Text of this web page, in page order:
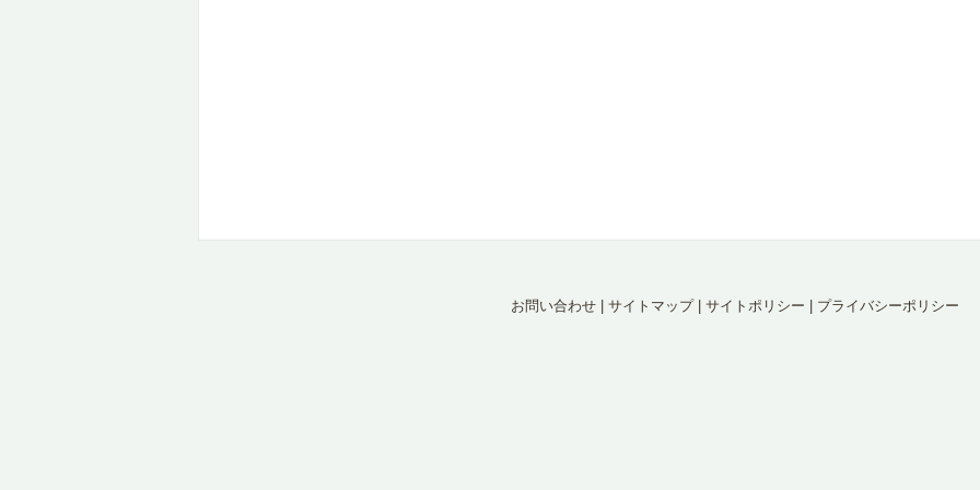
お問い合わせ サイトマップ| サイトポリシー プライバシーポリシー